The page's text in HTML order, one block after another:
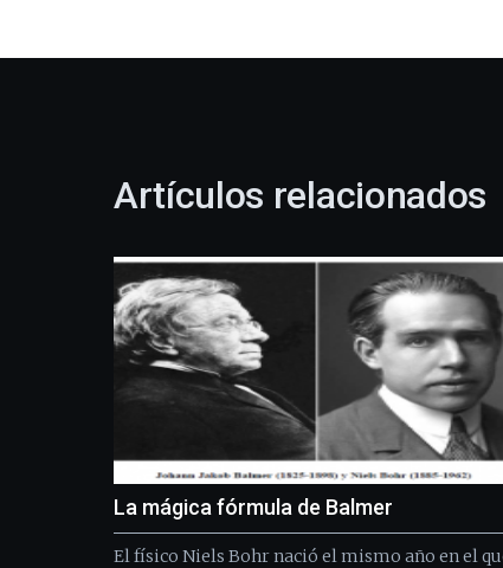
Artículos relacionados
La mágica fórmula de Balmer
El físico Niels Bohr nació el mismo año en el